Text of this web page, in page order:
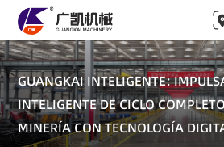
GUANGKAI INTELIGENTE:
INTELIGENTE DE CICLO
MINERÍA CON TECNOLOGÍA